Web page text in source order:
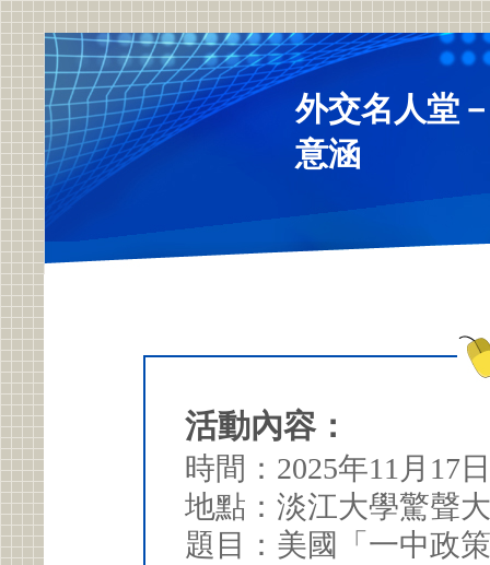
外交名人堂
意涵
活動內容：
時間：2025年11月17
地點：淡江大學驚聲
題目：美國「一中政